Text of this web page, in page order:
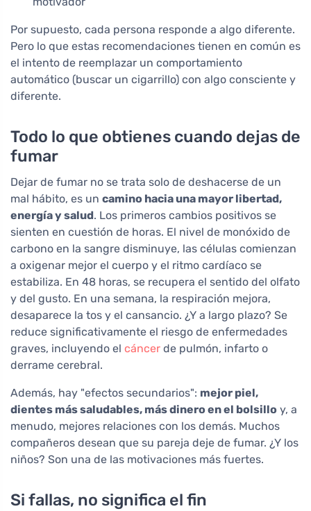
Por supuesto, cada persona responde a algo diferente.
Pero lo que estas recomendaciones tienen en común es
el intento de reemplazar un comportamiento
automático (buscar un cigarrillo) con algo consciente y
diferente.
Todo lo que obtienes cuando dejas de
fumar
Dejar de fumar no se trata solo de deshacerse de un
mal hábito, es un camino hacia una mayor libertad,
energía y salud. Los primeros cambios positivos se
sienten en cuestión de horas. El nivel de monóxido de
carbono en la sangre disminuye, las células comienzan
a oxigenar mejor el cuerpo y el ritmo cardíaco se
estabiliza. En 48 horas, se recupera el sentido del olfato
y del gusto. En una semana, la respiración mejora,
desaparece la tos y el cansancio. ¿Y a largo plazo? Se
reduce significativamente el riesgo de enfermedades
graves, incluyendo el cáncer de pulmón, infarto o
derrame cerebral.
Además, hay "efectos secundarios": mejor piel,
dientes más saludables, más dinero en el bolsillo y, a
menudo, mejores relaciones con los demás. Muchos
compañeros desean que su pareja deje de fumar. ¿Y los
niños? Son una de las motivaciones más fuertes.
Si fallas, no significa el fin